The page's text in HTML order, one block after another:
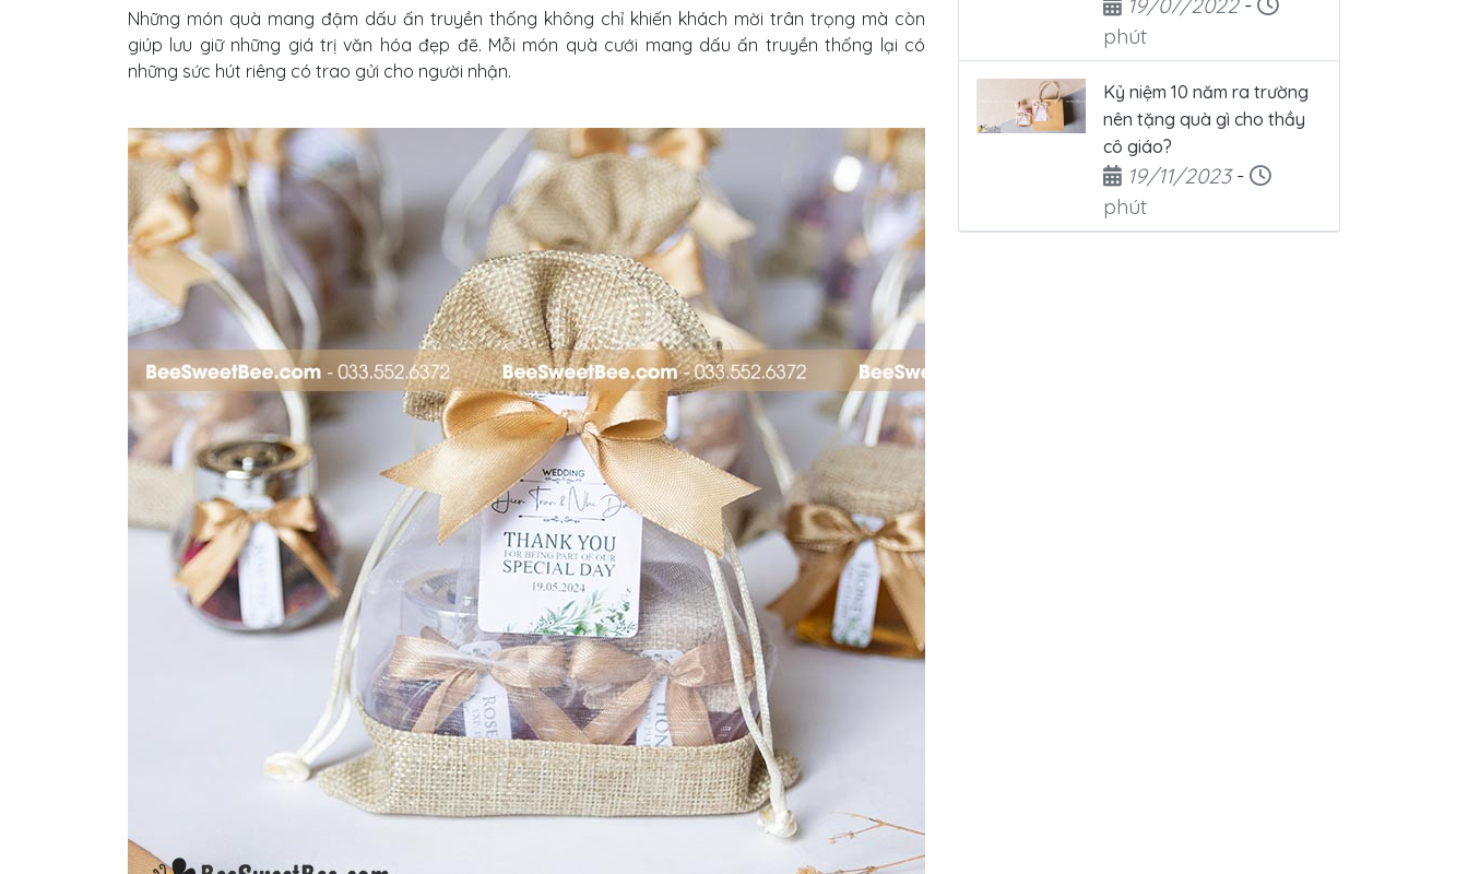
Những món quà mang đậm dấu ấn truyền thống không chỉ khiến khách mời trân trọng mà còn
giúp lưu giữ những giá trị văn hóa đẹp đẽ. Mỗi món quà cưới mang dấu ấn truyền thống lại có
những sức hút riêng có trao gửi cho người nhận.
19/07/2022-
phút
Kỷ niệm 10 năm ra trường
nên tặng quà gì cho thầy
cô giáo?
Ngày đăng
19/11/2023-
Thời gian đọc
phút